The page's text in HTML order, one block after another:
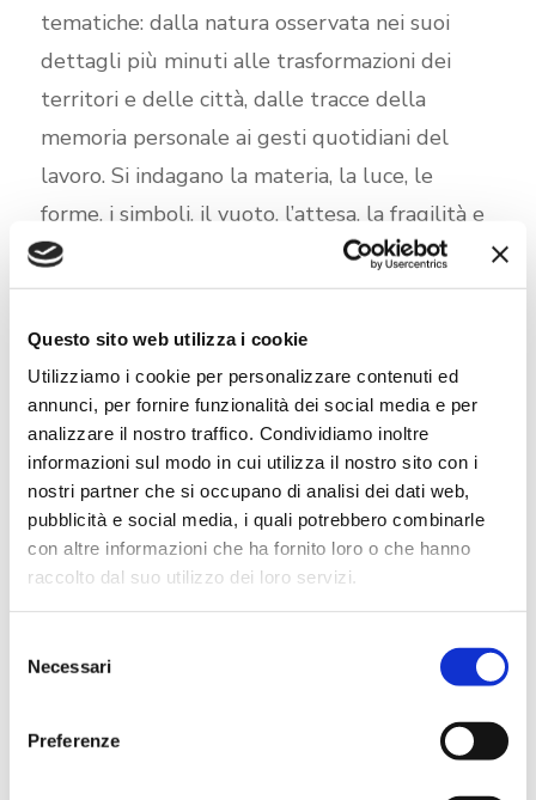
Questo sito web utilizza i cookie
Utilizziamo i cookie per personalizzare contenuti ed
annunci, per fornire funzionalità dei social media e per
analizzare il nostro traffico. Condividiamo inoltre
informazioni sul modo in cui utilizza il nostro sito con i
nostri partner che si occupano di analisi dei dati web,
pubblicità e social media, i quali potrebbero combinarle
con altre informazioni che ha fornito loro o che hanno
raccolto dal suo utilizzo dei loro servizi.
delNecessari
Preferenze
tematiche: dalla natura osservata nei suoi
dettagli più minuti alle trasformazioni dei
territori e delle città, dalle tracce della
memoria personale ai gesti quotidiani del
lavoro. Si indagano la materia, la luce, le
forme, i simboli, il vuoto, l’attesa, la fragilità e
l’impermanenza; si raccontano relazioni,
identità, tradizioni, cambiamenti sociali e
culturali attraverso un mosaico di sensibilità
diverse che restituisce la complessità del
presente attraverso paesaggi, volti, oggetti,
architetture, gesti e atmosfere.
Un insieme di visioni che invita a rallentare,
osservare, interrogare e riscoprire ciò che
spesso passa inosservato.
Come ogni anno, DMF accoglie fotografi
affermati, giovani autori e fotoamatori. Il
pubblico è invitato a camminare, soffermarsi,
osservare, lasciarsi attraversare dalle